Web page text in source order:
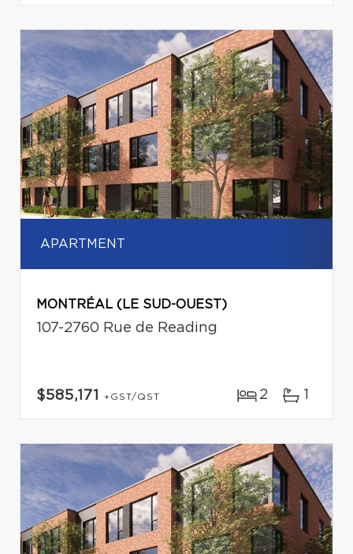
APARTMENT
MONTRÉAL (LE SUD-OUEST)
107-2760 Rue de Reading
$585,171 +GST/QST 2 1